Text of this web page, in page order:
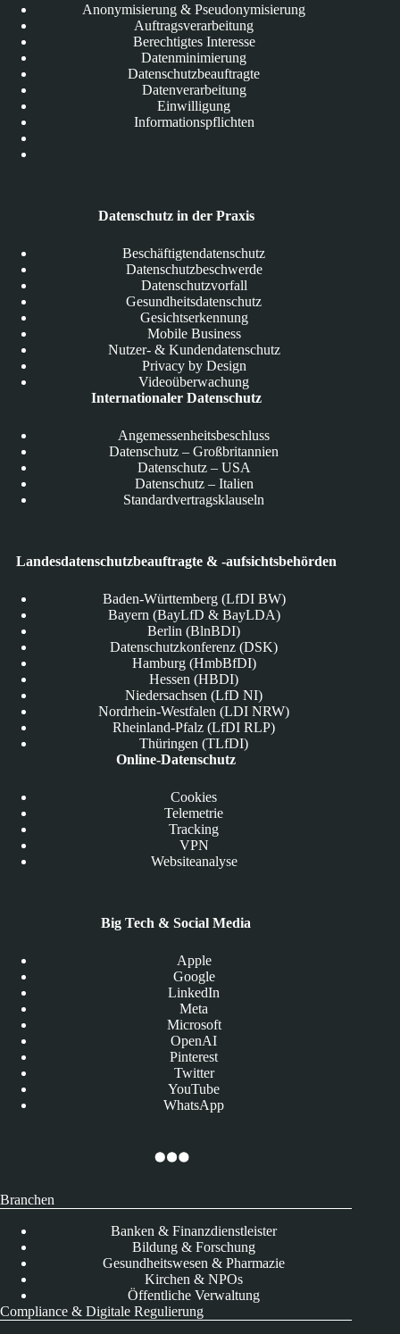
Anonymisierung & Pseudonymisierung
Auftragsverarbeitung
Berechtigtes Interesse
Datenminimierung
Datenschutzbeauftragte
Datenverarbeitung
Einwilligung
Informationspflichten
Datenschutz in der Praxis
Beschäftigtendatenschutz
Datenschutzbeschwerde
Datenschutzvorfall
Gesundheitsdatenschutz
Gesichtserkennung
Mobile Business
Nutzer- & Kundendatenschutz
Privacy by Design
Videoüberwachung
Internationaler Datenschutz
Angemessenheitsbeschluss
Datenschutz – Großbritannien
Datenschutz – USA
Datenschutz – Italien
Standardvertragsklauseln
Landesdatenschutzbeauftragte & -aufsichtsbehörden
Baden-Württemberg (LfDI BW)
Bayern (BayLfD & BayLDA)
Berlin (BlnBDI)
Datenschutzkonferenz (DSK)
Hamburg (HmbBfDI)
Hessen (HBDI)
Niedersachsen (LfD NI)
Nordrhein-Westfalen (LDI NRW)
Rheinland-Pfalz (LfDI RLP)
Thüringen (TLfDI)
Online-Datenschutz
Cookies
Telemetrie
Tracking
VPN
Websiteanalyse
Big Tech & Social Media
Apple
Google
LinkedIn
Meta
Microsoft
OpenAI
Pinterest
Twitter
YouTube
WhatsApp
Branchen
Banken & Finanzdienstleister
Bildung & Forschung
Gesundheitswesen & Pharmazie
Kirchen & NPOs
Öffentliche Verwaltung
Compliance & Digitale Regulierung